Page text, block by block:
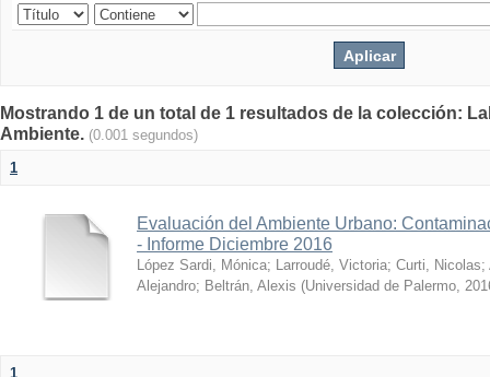
Mostrando 1 de un total de 1 resultados de la colección:
Ambiente. (0.001 segundos)
1
Evaluación del Ambiente Urbano:
- Informe Diciembre 2016
López Sardi, Mónica; Larroudé, Victoria; Curti, Nicolas;
Alejandro; Beltrán, Alexis (Universidad de Palermo,
1